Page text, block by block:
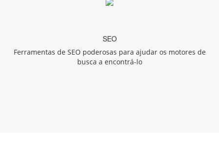
SEO
Ferramentas de SEO poderosas para ajudar os motores de
busca a encontrá-lo